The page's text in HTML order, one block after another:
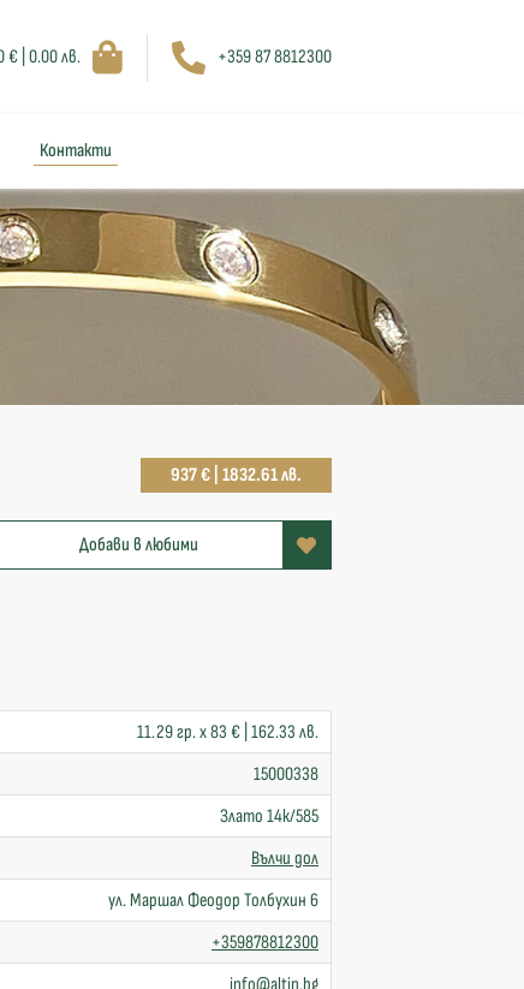
€ | 0.00 лв. +359 87 8812300
Контакти
937 € | 1832.61 лв.
Добави в любими
11.29 гр. x 83 € | 162.33 лв.
15000338
Злато 14к/585
Вълчи дол
ул. Маршал Феодор Толбухин 6
+359878812300
info@altin.bg